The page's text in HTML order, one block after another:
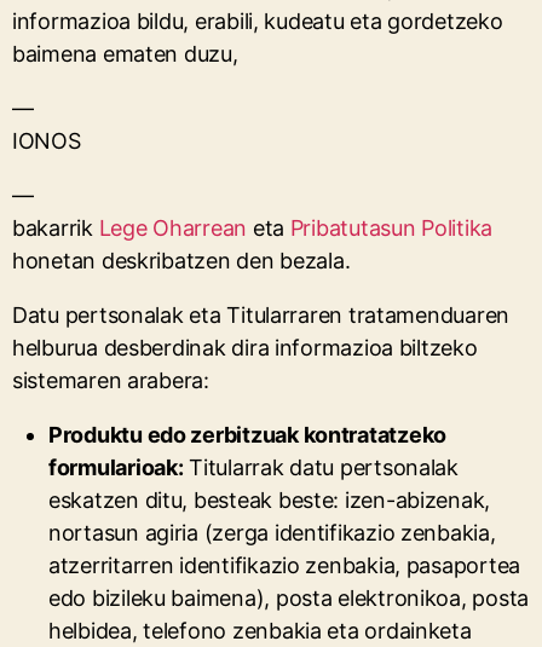
informazioa bildu, erabili, kudeatu eta gordetzeko
baimena ematen duzu,
—
IONOS
—
bakarrik Lege Oharrean eta Pribatutasun Politika
honetan deskribatzen den bezala.
Datu pertsonalak eta Titularraren tratamenduaren
helburua desberdinak dira informazioa biltzeko
sistemaren arabera:
Produktu edo zerbitzuak kontratatzeko
formularioak: Titularrak datu pertsonalak
eskatzen ditu, besteak beste: izen-abizenak,
nortasun agiria (zerga identifikazio zenbakia,
atzerritarren identifikazio zenbakia, pasaportea
edo bizileku baimena), posta elektronikoa, posta
helbidea, telefono zenbakia eta ordainketa